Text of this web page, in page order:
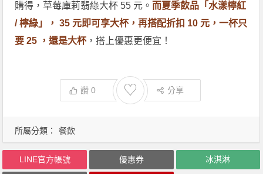
購得，草莓庫莉翡綠大杯 55 元。 而夏季飲品「水漾檸紅
/ 檸綠」， 35 元即可享大杯，再搭配折扣 10 元，一杯只
要 25 ，還是大杯，搭上優惠更便宜！
讚0 ♡ 分享
所屬分類： 餐飲
LINE官方帳號 優惠券 冰淇淋